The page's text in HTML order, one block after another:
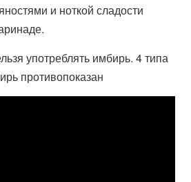
и ноткой сладости
употреблять имбирь. 4 типа
противопоказан